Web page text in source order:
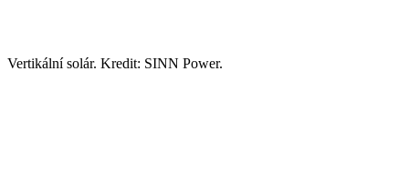
Vertikální solár. Kredit: SINN Power.